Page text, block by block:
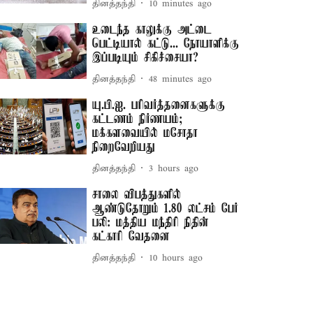
தினத்தந்தி 10 minutes ago
உடைந்த காலுக்கு அட்டை
பெட்டியால் கட்டு... நோயாளிக்கு
இப்படியும் சிகிச்சையா?
தினத்தந்தி 48 minutes ago
யு.பி.ஐ. பரிவர்த்தனைகளுக்கு
கட்டணம் நிர்ணயம்;
மக்களவையில் மசோதா
நிறைவேறியது
தினத்தந்தி 3 hours ago
சாலை விபத்துகளில்
ஆண்டுதோறும் 1.80 லட்சம் பேர்
பலி: மத்திய மந்திரி நிதின்
கட்காரி வேதனை
தினத்தந்தி 10 hours ago